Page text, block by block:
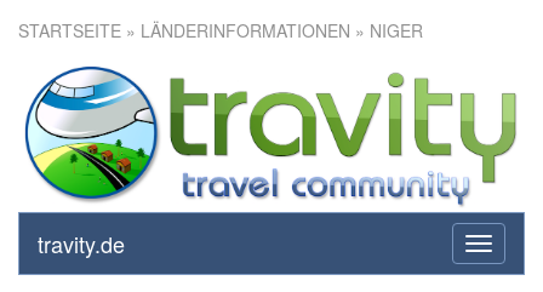
STARTSEITE » LÄNDERINFORMATIONEN » NIGER
toggle
travity.de